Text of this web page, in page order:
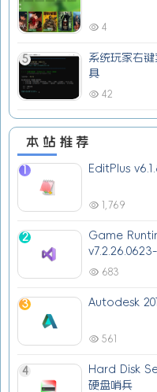
4
5
系统玩家右键
具
42
本站推荐
EditPlus
1,769
2
Game
683
3 Autodesk
561
4
Hard Disk
硬盘哨兵